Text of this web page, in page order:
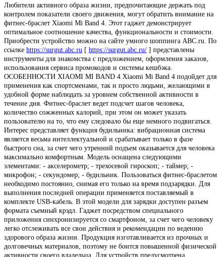
Любители активного образа жизни, предпочитающие держать под
контролем показатели своего движения, могут обратить внимание на
фитнес-браслет Xiaomi Mi Band 4. Этот гаджет демонстрирует
оптимальное соотношение качества, функциональности и стоимости.
Приобрести устройство можно на сайте умного шоппинга ABC.ru. По
ссылке https://surgut.abc.ru [ https://surgut.abc.ru/ ] представлены
инструменты для знакомства с предложением, оформления заказов,
использования сервиса промокодов и системы кешбэка.
ОСОБЕННОСТИ XIAOMI MI BAND 4 Xiaomi Mi Band 4 подойдет для
применения как спортсменами, так и просто людьми, желающими в
удобной форме наблюдать за уровнем собственной активности в
течение дня. Фитнес-браслет ведет подсчет шагов человека,
количество сожженных калорий, при этом он может указать
пользователю на то, что ему следовало бы еще немного подвигаться.
Интерес представляет функция будильника: вибрационная система
является весьма интеллектуальной и срабатывает только в фазе
быстрого сна, за счет чего утренний подъем оказывается для человека
максимально комфортным. Модель оснащена следующими
элементами: - акселерометр; - трехосевой гироскоп; - таймер; -
микрофон; - секундомер; - будильник. Пользоваться фитнес-браслетом
необходимо постоянно, снимая его только на время подзарядки. Для
выполнения последней операции применяется поставляемый в
комплекте USB-кабель. В этой модели для зарядки доступен разъем
формата съемный крэдл. Гаджет посредством специального
приложения синхронизируется со смартфоном, за счет чего человеку
легко отслеживать все свои действия и рекомендации по ведению
здорового образа жизни. Продукция изготавливается из прочных и
долговечных материалов, поэтому не боится повышенной физической
активности своего владельца. Для устройств предусмотрена